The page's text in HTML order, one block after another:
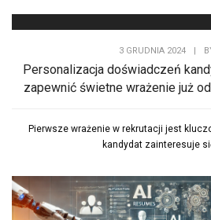
3 GRUDNIA 2024
Personalizacja doświadczeń
zapewnić świetne wrażenie już
Pierwsze wrażenie w rekrutacji jest
kandydat zainteresuje